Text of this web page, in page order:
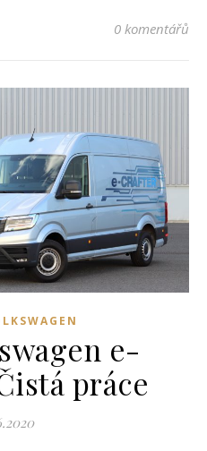
0 komentářů
e-
práce